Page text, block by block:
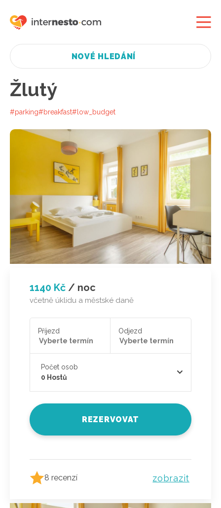
NOVÉ HLEDÁNÍ
Žlutý
#parking#breakfast#low_budget
1140 Kč / noc
včetně úklidu a městské daně
Příjezd Odjezd
Počet osob
0 Hostů
REZERVOVAT
8 recenzí zobrazit